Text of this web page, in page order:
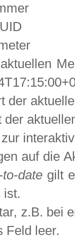
der
auf die
to-date gilt
ist.
z.B. bei
Feld leer.